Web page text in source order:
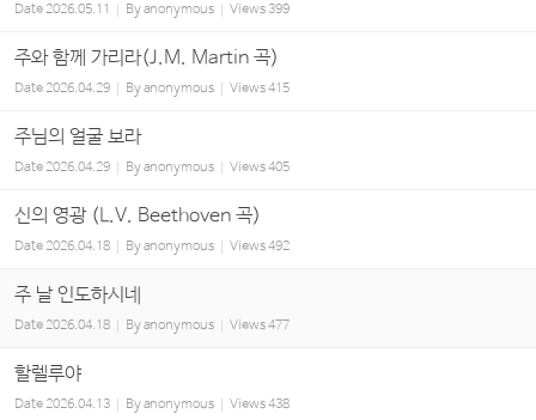
Date2026.05.11 Byanonymous Views399
주와 함께 가리라(J.M. Martin 곡)
Date2026.04.29 Byanonymous Views415
주님의 얼굴 보라
Date2026.04.29 Byanonymous Views405
신의 영광 (L.V. Beethoven 곡)
Date2026.04.18 Byanonymous Views492
주 날 인도하시네
Date 2026.04.18 Byanonymous Views477
할렐루야
Date2026.04.13 Byanonymous Views438